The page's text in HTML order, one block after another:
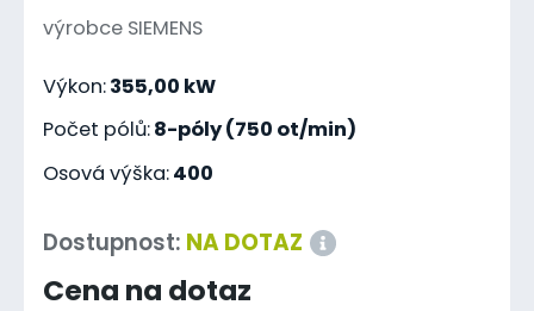
výrobce SIEMENS
Výkon:355,00 kW
Počet pólů:8-póly (750 ot/min)
Osová výška:400
Dostupnost: NA DOTAZ
Cena na dotaz